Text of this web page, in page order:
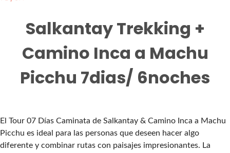
Salkantay Trekking +
Camino Inca a Machu
Picchu 7dias/ 6noches
El Tour 07 Días Caminata de Salkantay & Camino Inca a Machu
Picchu es ideal para las personas que deseen hacer algo
diferente y combinar rutas con paisajes impresionantes. La